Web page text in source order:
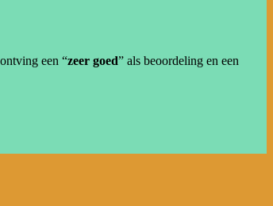
een “zeer goed” als beoordeling en een